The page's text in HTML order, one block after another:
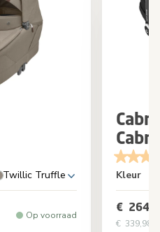
Twillic Truffle
Op voorraad
Kleur
€
€ 339,98